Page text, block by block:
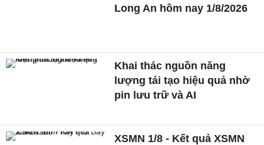
Long An hôm nay 1/8/2026
Khai thác nguồn năng
lượng tái tạo hiệu quả nhờ
pin lưu trữ và AI
XSMN 1/8 - Kết quả XSMN